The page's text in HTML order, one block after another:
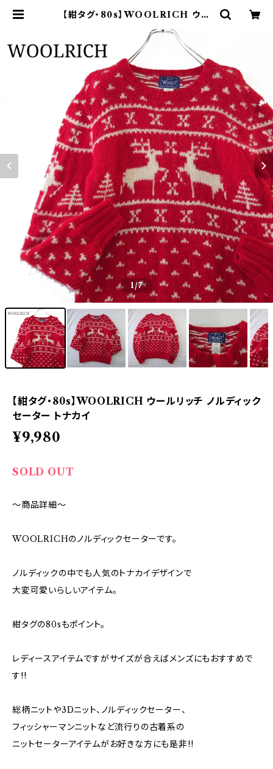
【紺タグ・80s】WOOLRICH ウー
イ | オンライン古着屋 9chord
1/7
【紺タグ・80s】WOOLRICH ウールリッチ ノルディック
セーター トナカイ
¥9,980
SOLD OUT
～商品詳細～
WOOLRICHのノルディックセーターです。
ノルディックの中でも人気のトナカイデザインで
大変可愛いらしいアイテム。
紺タグの80sもポイント。
レディースアイテムですがサイズが合えばメンズにもおすすめで
す!!
総柄ニットや3Dニット、ノルディックセーター、
フィッシャーマンニットなど流行りの古着系の
ニットセーターアイテムがお好きな方にも是非!!